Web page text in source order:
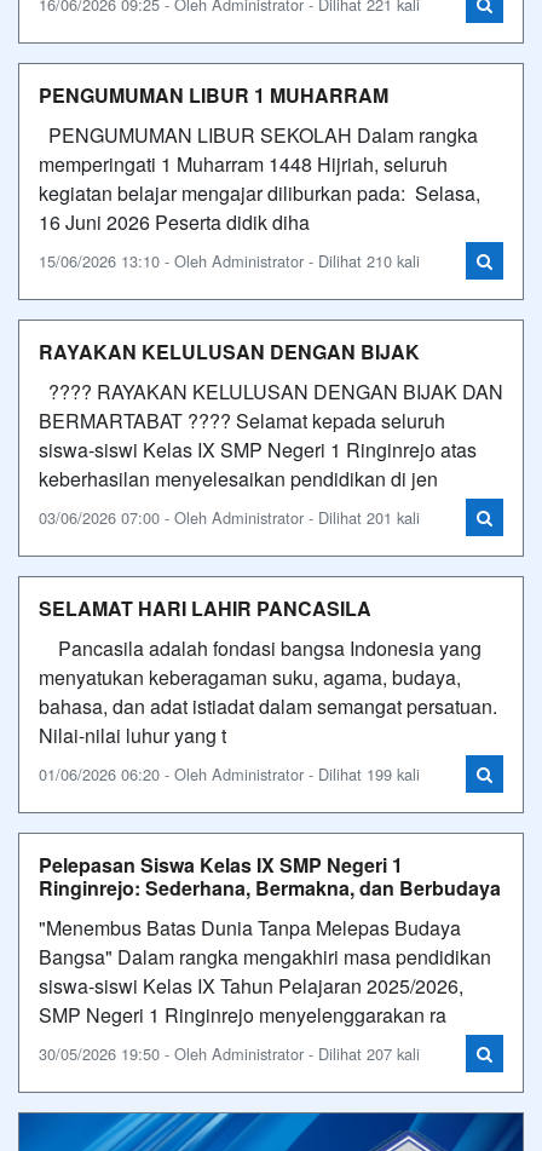
PENGUMUMAN LIBUR 1 MUHARRAM
PENGUMUMAN LIBUR SEKOLAH Dalam rangka
memperingati 1 Muharram 1448 Hijriah, seluruh
kegiatan belajar mengajar diliburkan pada: Selasa,
16 Juni 2026 Peserta didik diha
15/06/2026 13:10 - Oleh Administrator - Dilihat 210 kali
RAYAKAN KELULUSAN DENGAN BIJAK
???? RAYAKAN KELULUSAN DENGAN BIJAK DAN
BERMARTABAT ???? Selamat kepada seluruh
siswa-siswi Kelas IX SMP Negeri 1 Ringinrejo atas
keberhasilan menyelesaikan pendidikan di jen
03/06/2026 07:00 - Oleh Administrator - Dilihat 201 kali
SELAMAT HARI LAHIR PANCASILA
Pancasila adalah fondasi bangsa Indonesia yang
menyatukan keberagaman suku, agama, budaya,
bahasa, dan adat istiadat dalam semangat persatuan.
Nilai-nilai luhur yang t
01/06/2026 06:20 - Oleh Administrator - Dilihat 199 kali
Pelepasan Siswa Kelas IX SMP Negeri 1
Ringinrejo: Sederhana, Bermakna, dan Berbudaya
"Menembus Batas Dunia Tanpa Melepas Budaya
Bangsa" Dalam rangka mengakhiri masa pendidikan
siswa-siswi Kelas IX Tahun Pelajaran 2025/2026,
SMP Negeri 1 Ringinrejo menyelenggarakan ra
30/05/2026 19:50 - Oleh Administrator - Dilihat 207 kali